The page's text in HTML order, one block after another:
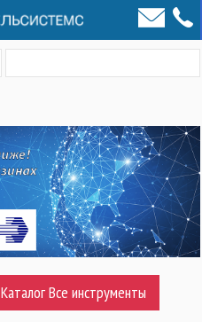
Каталог Все инструменты